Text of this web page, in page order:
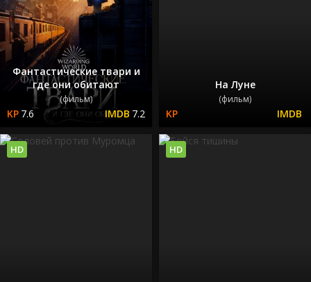
Фантастические твари и
где они обитают
(фильм)
7.6 7.2
На Луне
(фильм)
HD HD